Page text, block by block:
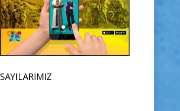
SAYILARIMIZ